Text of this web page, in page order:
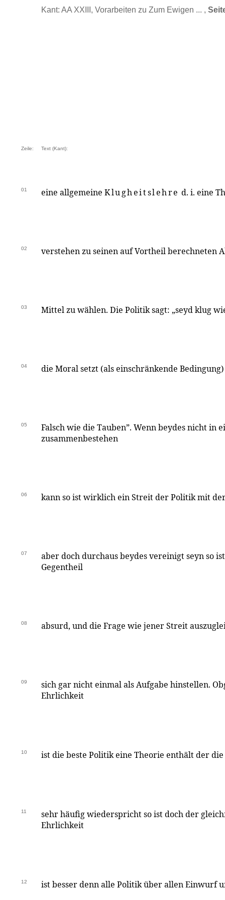
Kant: AA XXIII, Vorarbeiten zu Zum Ewigen ... ,
Zeile: Text (Kant):
01 eine allgemeine Klugheitslehre d. i. eine
02 verstehen zu seinen auf Vortheil berechneten
03 Mittel zu wählen. Die Politik sagt: „seyd klug
04 die Moral setzt (als einschränkende
05
Falsch wie die Tauben”. Wenn beydes nicht in
zusammenbestehen
06 kann so ist wirklich ein Streit der Politik mit
07
aber doch durchaus beydes vereinigt seyn so
Gegentheil
08 absurd, und die Frage wie jener Streit
09
sich gar nicht einmal als Aufgabe hinstellen.
Ehrlichkeit
10 ist die beste Politik eine Theorie enthält der
11
sehr häufig wiederspricht so ist doch der
Ehrlichkeit
12 ist besser denn alle Politik über allen Einwurf